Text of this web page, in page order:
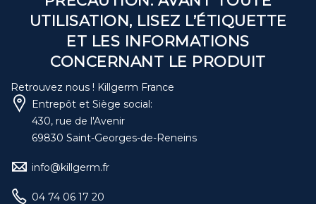
UTILISATION, LISEZ L’ÉTIQUETTE
ET LES INFORMATIONS
CONCERNANT LE PRODUIT
Retrouvez nous ! Killgerm France
Entrepôt et Siège social:
430, rue de l'Avenir
69830 Saint-Georges-de-Reneins
info@killgerm.fr
04 74 06 17 20